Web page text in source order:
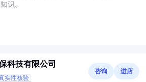
识。
科技有限公司
实性核验
咨询 进店